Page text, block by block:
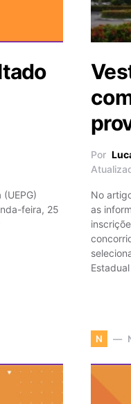
feira, 25
Por
No
as
N